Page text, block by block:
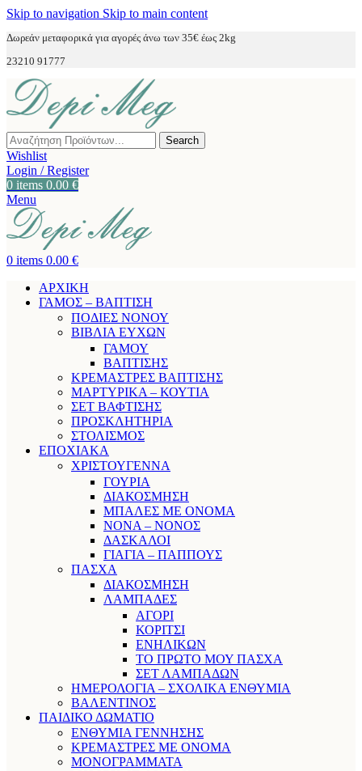
Skip to navigation Skip to main content
Δωρεάν μεταφορικά για αγορές άνω των 35€ έως 2kg
23210 91777
Search
Wishlist
Login / Register
0 items 0.00 €
Menu
0 items 0.00 €
ΑΡΧΙΚΗ
ΓΑΜΟΣ – ΒΑΠΤΙΣΗ
ΠΟΔΙΕΣ ΝΟΝΟΥ
ΒΙΒΛΙΑ ΕΥΧΩΝ
ΓΑΜΟΥ
ΒΑΠΤΙΣΗΣ
ΚΡΕΜΑΣΤΡΕΣ ΒΑΠΤΙΣΗΣ
ΜΑΡΤΥΡΙΚΑ – ΚΟΥΤΙΑ
ΣΕΤ ΒΑΦΤΙΣΗΣ
ΠΡΟΣΚΛΗΤΗΡΙΑ
ΣΤΟΛΙΣΜΟΣ
ΕΠΟΧΙΑΚΑ
ΧΡΙΣΤΟΥΓΕΝΝΑ
ΓΟΥΡΙΑ
ΔΙΑΚΟΣΜΗΣΗ
ΜΠΑΛΕΣ ΜΕ ΟΝΟΜΑ
ΝΟΝΑ – ΝΟΝΟΣ
ΔΑΣΚΑΛΟΙ
ΓΙΑΓΙΑ – ΠΑΠΠΟΥΣ
ΠΑΣΧΑ
ΔΙΑΚΟΣΜΗΣΗ
ΛΑΜΠΑΔΕΣ
ΑΓΟΡΙ
ΚΟΡΙΤΣΙ
ΕΝΗΛΙΚΩΝ
ΤΟ ΠΡΩΤΟ ΜΟΥ ΠΑΣΧΑ
ΣΕΤ ΛΑΜΠΑΔΩΝ
ΗΜΕΡΟΛΟΓΙΑ – ΣΧΟΛΙΚΑ ΕΝΘΥΜΙΑ
ΒΑΛΕΝΤΙΝΟΣ
ΠΑΙΔΙΚΟ ΔΩΜΑΤΙΟ
ΕΝΘΥΜΙΑ ΓΕΝΝΗΣΗΣ
ΚΡΕΜΑΣΤΡΕΣ ΜΕ ΟΝΟΜΑ
ΜΟΝΟΓΡΑΜΜΑΤΑ